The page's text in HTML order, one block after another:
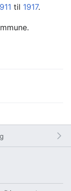
til 1917.